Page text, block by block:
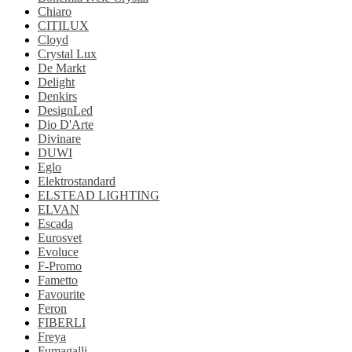
Chiaro
CITILUX
Cloyd
Crystal Lux
De Markt
Delight
Denkirs
DesignLed
Dio D'Arte
Divinare
DUWI
Eglo
Elektrostandard
ELSTEAD LIGHTING
ELVAN
Escada
Eurosvet
Evoluce
F-Promo
Fametto
Favourite
Feron
FIBERLI
Freya